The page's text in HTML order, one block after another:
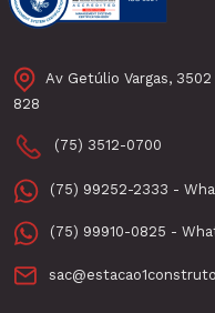
Av Getúlio Vargas,
828
(75) 3512-0700
(75) 99252-2333 -
(75) 99910-0825 -